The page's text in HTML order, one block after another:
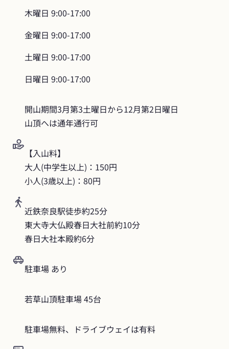
木曜日 9:00-17:00
金曜日 9:00-17:00
土曜日 9:00-17:00
日曜日 9:00-17:00
開山期間3月第3土曜日から12月第2日曜日
山頂へは通年通行可
【入山料】
大人(中学生以上)：150円
小人(3歳以上)：80円
近鉄奈良駅徒歩約25分
東大寺大仏殿春日大社前約10分
春日大社本殿約6分
駐車場 あり
若草山頂駐車場 45台
駐車場無料、ドライブウェイは有料